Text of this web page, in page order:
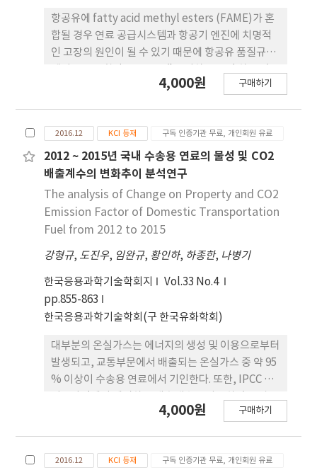
항공유에 fatty acid methyl esters (FAME)가 혼
합될 경우 연료 공급시스템과 항공기 엔진에 치명적
인 고장의 원인이 될 수 있기 때문에 항공유 품질규격
다. 무수히 많은 탄화수소로 구성된 항공유 중의
법을 개발하였다. Deans switching 시스템이 설치
된 MDGC-MS를 이용하면 코코넛 오일이나 팜유 유
래의 저분자량 FAME 성분도 분석이 가능함을 확인
하였다. 개발된 시험방법은 FAME 피크의 머무름 시
간을 약간 뒤로 이동시키는 매질 효과(matrix
effect)를 현행의 기준 시험방법(IP 585)보다 약 20
에 미량의 FAME가 오염되었는지 여부를 정성 및 정
량적으로 확인할 수 있는 시험방법으로 적합하였다.
4,000원 구매하기
2016.12 KCI 등재 구독 인증기관 무료, 개인회원 유료
2012 ~ 2015년 국내 수송용 연료의 물성 및 CO2
배출계수의 변화추이 분석연구
The analysis of Change on Property and CO2
Emission Factor of Domestic Transportation
Fuel from 2012 to 2015
강형규, 도진우, 임완규, 황인하, 하종한, 나병기
한국응용과학기술학회지
Vol.33 No.4
pp.855-863
한국응용과학기술학회(구 한국유화학회)
대부분의 온실가스는 에너지의 생성 및 이용으로부터
발생되고, 교통부문에서 배출되는 온실가스 중 약 95
% 이상이 수송용 연료에서 기인한다. 또한, IPCC 가
국가 고유의 연료특성이 반영되지 않는 단점이 있고,
부분 Tier 2나 Tier 3 수준의 배출계수를 적용하고 있
4,000원 구매하기
2016.12 KCI 등재 구독 인증기관 무료, 개인회원 유료